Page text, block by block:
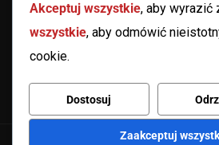
Akceptuj wszystkie, aby wyrazić
wszystkie, aby odmówić
cookie.
Dostosuj
Zaakceptuj